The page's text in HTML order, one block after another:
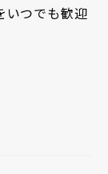
いつでも歓迎